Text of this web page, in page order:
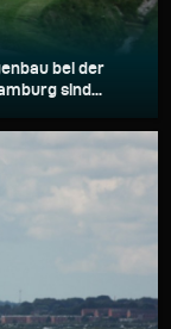
bei der
sind...